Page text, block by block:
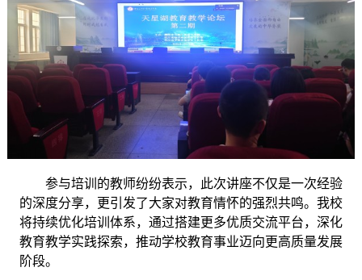
参与培训的教师纷纷表示，此次讲座不仅是一次经验
的深度分享，更引发了大家对教育情怀的强烈共鸣。我校
将持续优化培训体系，通过搭建更多优质交流平台，深化
教育教学实践探索，推动学校教育事业迈向更高质量发展
阶段。